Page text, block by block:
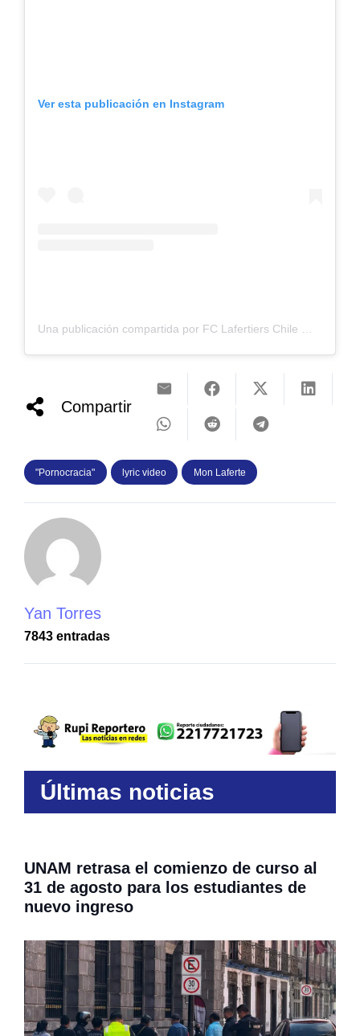
Ver esta publicación en Instagram
Compartir
"Pornocracia" lyric video Mon Laferte
Yan Torres
7843 entradas
Últimas noticias
UNAM retrasa el comienzo de curso al
31 de agosto para los estudiantes de
nuevo ingreso